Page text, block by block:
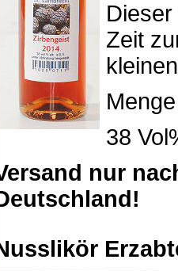
Zeit
38
nur